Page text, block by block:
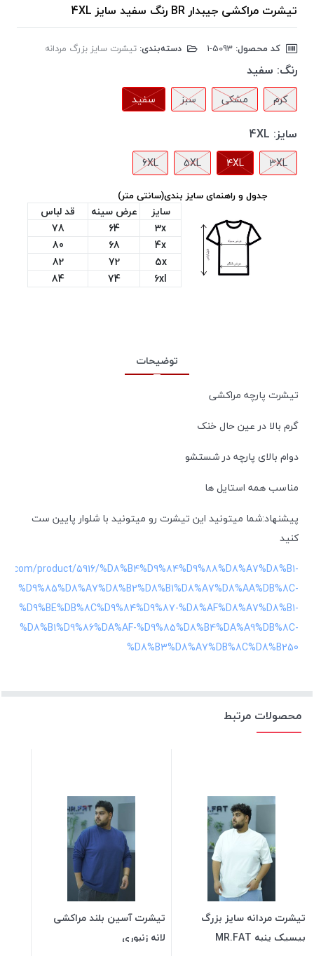
تیشرت مراکشی جیبدار BR رنگ سفید سایز 4XL
کد محصول: دسته‌بندی: تیشرت سایز بزرگ مردانه
رنگ: سفید
کرم مشکی سبز سفید
سایز: 4XL
3XL
4XL
5XL
6XL
جدول و راهنمای سایز بندی(سانتی متر)
سایز عرض سینه
قد لباس
3x
64
78
4x
68
80
5x
72
82
6xl
74
84
توضیحات
تیشرت پارچه مراکشی
گرم بالا در عین حال خنک
دوام بالای پارچه در شستشو
مناسب همه استایل ها
پیشنهاد:شما میتونید این تیشرت رو میتونید با شلوار پایین ست
کنید
product/5916/%D8%B4%D9%84%D9%88%D8%A7%D8%B1-
%D9%85%D8%A7%D8%B2%D8%B1%D8%A7%D8%AA%DB%8C-
%D9%BE%DB%8C%D9%84%D9%87-%D8%AF%D8%A7%D8%B1-
%D8%B1%D9%86%DA%AF-%D9%85%D8%B4%DA%A9%DB%8C-
%D8%B3%D8%A7%DB%8C%D8%B250
محصولات مرتبط
تیشرت مردانه سایز بزرگ
بیسیک پنبه MR.FAT
تیشرت آسین بلند مراکشی
لانه زنبوری